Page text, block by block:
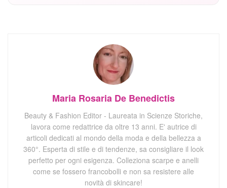
Maria Rosaria De Benedictis
Beauty & Fashion Editor - Laureata in Scienze Storiche,
lavora come redattrice da oltre 13 anni. E' autrice di
articoli dedicati al mondo della moda e della bellezza a
360°. Esperta di stile e di tendenze, sa consigliare il look
perfetto per ogni esigenza. Colleziona scarpe e anelli
come se fossero francobolli e non sa resistere alle
novità di skincare!